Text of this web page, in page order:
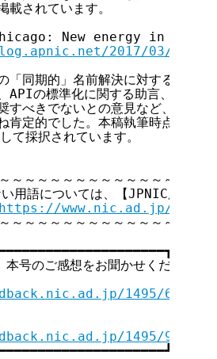
載されています。
New energy in the
2017/03/31/
「同期的」名前解決に対する考え
APIの標準化に関する助言、あるい
すべきでないとの意見など、多岐
肯定的でした。本稿執筆時点で、
て採択されています。
～～～～～～～～～～～～～～～～
用語については、【JPNIC用語集
https://www.nic.ad.jp/ja/
～～～～～～～～～～～～～～～～
のご感想をお聞かせくださ
1495/
1495/